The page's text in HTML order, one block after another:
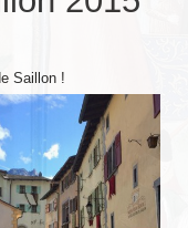
Saillon !